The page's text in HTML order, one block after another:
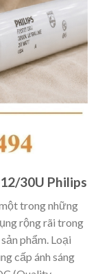
30U Philips
trong những
rộng rãi trong
phẩm. Loại
cấp ánh sáng